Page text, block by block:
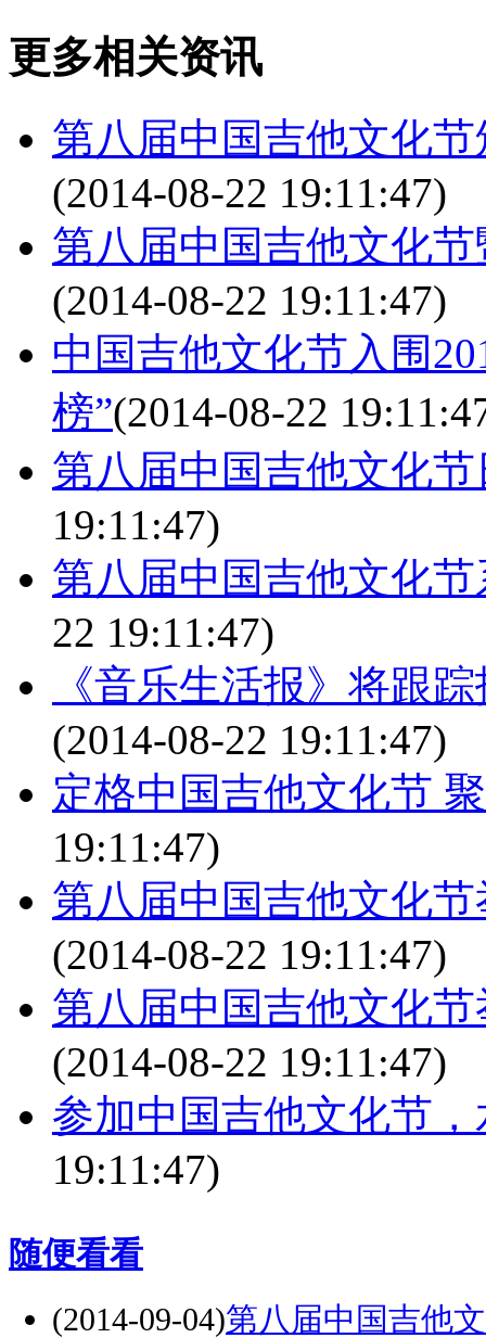
更多相关资讯
第八届中国吉他文化
(2014-08-22 19:11:47)
第八届中国吉他文化
(2014-08-22 19:11:47)
中国吉他文化节入围
榜”(2014-08-22
第八届中国吉他文化
19:11:47)
第八届中国吉他文化
22 19:11:47)
《音乐生活报》将跟
(2014-08-22 19:11:47)
定格中国吉他文化节
19:11:47)
第八届中国吉他文化
(2014-08-22 19:11:47)
第八届中国吉他文化
(2014-08-22 19:11:47)
参加中国吉他文化节
19:11:47)
随便看看
(2014-09-04)第八届中国吉他